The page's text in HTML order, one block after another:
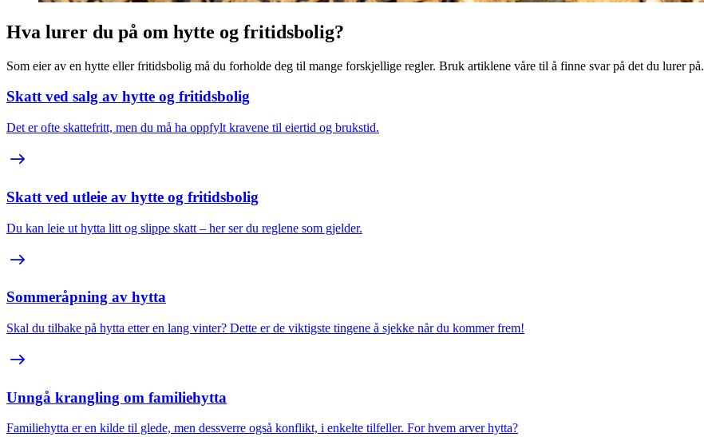
Hva lurer du på om hytte og fritidsbolig?
Som eier av en hytte eller fritidsbolig må du forholde deg til mange forskjellige regler. Bruk artiklene våre til å finne svar på det du lurer på.
Skatt ved salg av hytte og fritidsbolig
Det er ofte skattefritt, men du må ha oppfylt kravene til eiertid og brukstid.
Skatt ved utleie av hytte og fritidsbolig
Du kan leie ut hytta litt og slippe skatt – her ser du reglene som gjelder.
Sommeråpning av hytta
Skal du tilbake på hytta etter en lang vinter? Dette er de viktigste tingene å sjekke når du kommer frem!
Unngå krangling om familiehytta
Familiehytta er en kilde til glede, men dessverre også konflikt, i enkelte tilfeller. For hvem arver hytta?